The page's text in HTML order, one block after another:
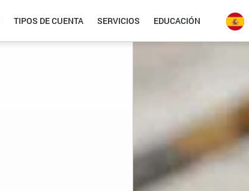
TIPOS DE CUENTA SERVICIOS EDUCACIÓN